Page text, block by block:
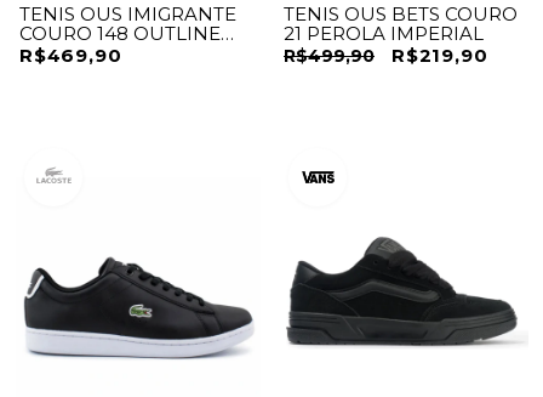
TENIS OUS IMIGRANTE
COURO 148 OUTLINE
ESSENCIAL
R$469,90
TENIS OUS BETS COURO
21 PEROLA IMPERIAL
R$499,90 R$219,90